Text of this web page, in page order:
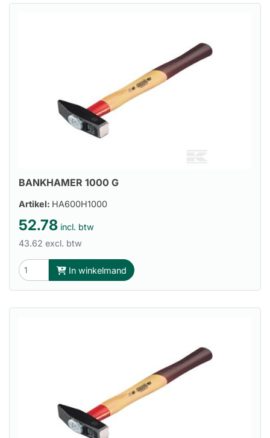
BANKHAMER 1000 G
Artikel: HA600H1000
52.78 incl. btw
43.62 excl. btw
In winkelmand